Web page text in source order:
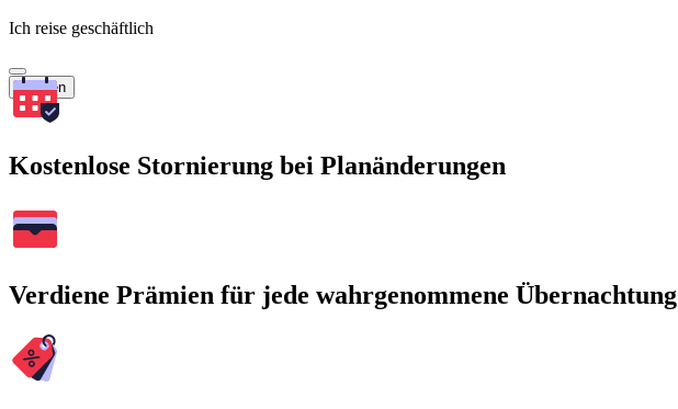
Ich reise geschäftlich
Suchen
Kostenlose Stornierung bei Planänderungen
Verdiene Prämien für jede wahrgenommene Übernachtung